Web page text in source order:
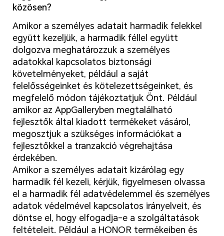
közösen?
Amikor a személyes adatait harmadik felekkel
együtt kezeljük, a harmadik féllel együtt
dolgozva meghatározzuk a személyes
adatokkal kapcsolatos biztonsági
követelményeket, például a saját
felelősségeinket és kötelezettségeinket, és
megfelelő módon tájékoztatjuk Önt. Például
amikor az AppGalleryben megtalálható
fejlesztők által kiadott termékeket vásárol,
megosztjuk a szükséges információkat a
fejlesztőkkel a tranzakció végrehajtása
érdekében.
Amikor a személyes adatait kizárólag egy
harmadik fél kezeli, kérjük, figyelmesen olvassa
el a harmadik fél adatvédelemmel és személyes
adatok védelmével kapcsolatos irányelveit, és
döntse el, hogy elfogadja-e a szolgáltatások
feltételeit. Például a HONOR termékeiben és